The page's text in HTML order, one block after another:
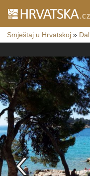
Smještaj u Hrvatskoj »